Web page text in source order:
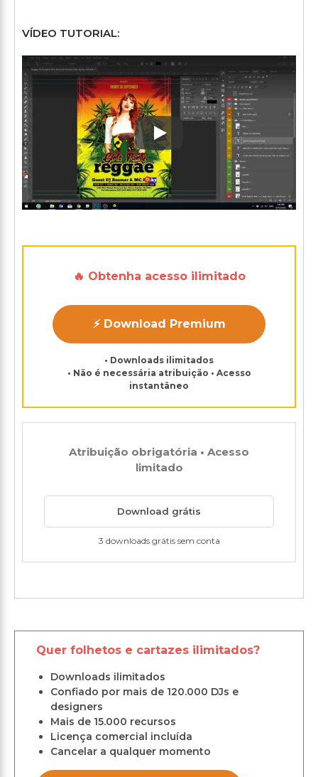
VÍDEO TUTORIAL:
Play: Keynote (Google I/O
🔥 Obtenha acesso ilimitado
⚡ Download Premium
• Downloads ilimitados
• Não é necessária atribuição • Acesso
instantâneo
Atribuição obrigatória • Acesso
limitado
Download grátis
3 downloads grátis sem conta
Quer folhetos e cartazes ilimitados?
Downloads ilimitados
Confiado por mais de 120.000 DJs e
designers
Mais de 15.000 recursos
Licença comercial incluída
Cancelar a qualquer momento